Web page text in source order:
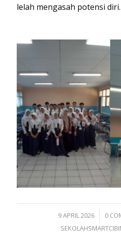
lelah mengasah potensi diri.
9 APRIL 2026
/ 0 /